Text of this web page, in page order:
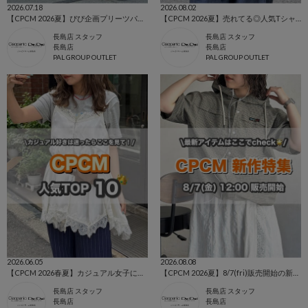
2026.07.18
長島店 スタッフ
長島店
PAL GROUP OUTLET
2026.08.02
長島店 スタッフ
長島店
PAL GROUP OUTLET
2026.06.05
長島店 スタッフ
長島店
2026.08.08
長島店 スタッフ
長島店